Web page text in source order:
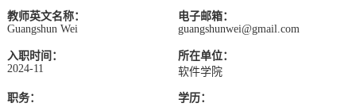
教师英文名称：
Guangshun Wei
电子邮箱：
guangshunwei@gmail.com
入职时间：
2024-11
所在单位：
软件学院
职务：
学历：